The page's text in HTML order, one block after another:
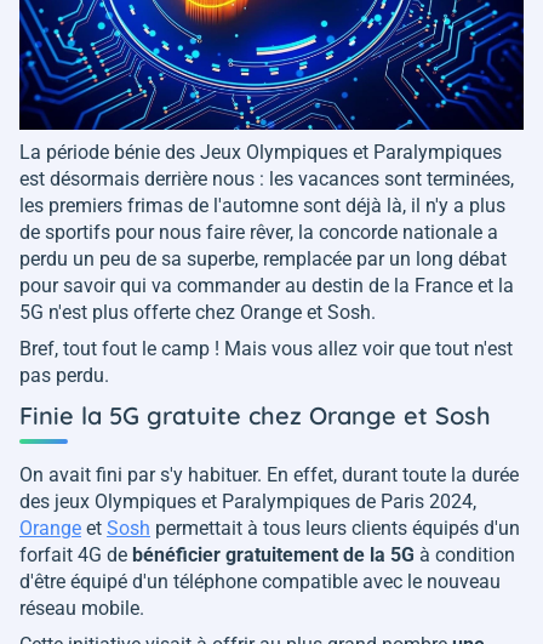
La période bénie des Jeux Olympiques et Paralympiques
est désormais derrière nous : les vacances sont terminées,
les premiers frimas de l'automne sont déjà là, il n'y a plus
de sportifs pour nous faire rêver, la concorde nationale a
perdu un peu de sa superbe, remplacée par un long débat
pour savoir qui va commander au destin de la France et la
5G n'est plus offerte chez Orange et Sosh.
Bref, tout fout le camp ! Mais vous allez voir que tout n'est
pas perdu.
Finie la 5G gratuite chez Orange et Sosh
On avait fini par s'y habituer. En effet, durant toute la durée
des jeux Olympiques et Paralympiques de Paris 2024,
Orange et Sosh permettait à tous leurs clients équipés d'un
forfait 4G de bénéficier gratuitement de la 5G à condition
d'être équipé d'un téléphone compatible avec le nouveau
réseau mobile.